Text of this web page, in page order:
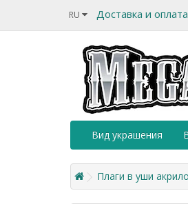
RU Доставка и оплата
Вид украшения
Плаги в уши